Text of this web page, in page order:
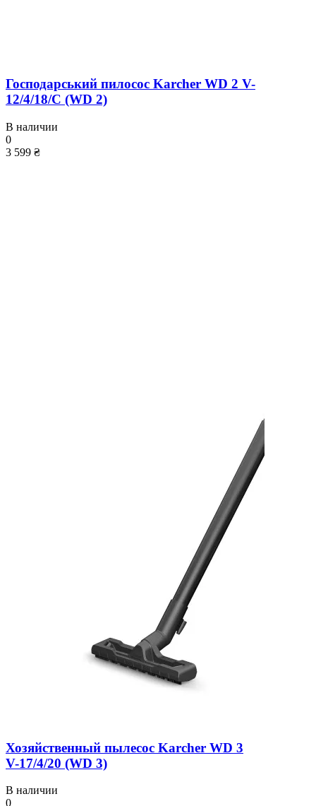
Господарський пилосос Karcher WD 2 V-
12/4/18/C (WD 2)
В наличии
0
3 599 ₴
Хозяйственный пылесос Karcher WD 3
V-17/4/20 (WD 3)
В наличии
0